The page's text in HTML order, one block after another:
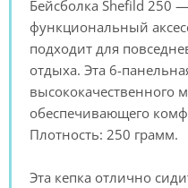
Бейсболка Shefild 250
функциональный
подходит для
отдыха. Эта 6-
высококачественного
обеспечивающего
Плотность: 250 грамм.
Эта кепка отлично